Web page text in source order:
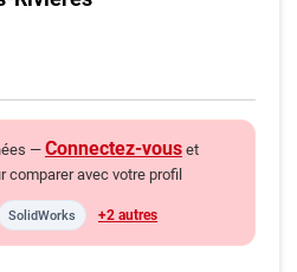
— Connectez-vous et
comparer avec votre profil
SolidWorks +2 autres